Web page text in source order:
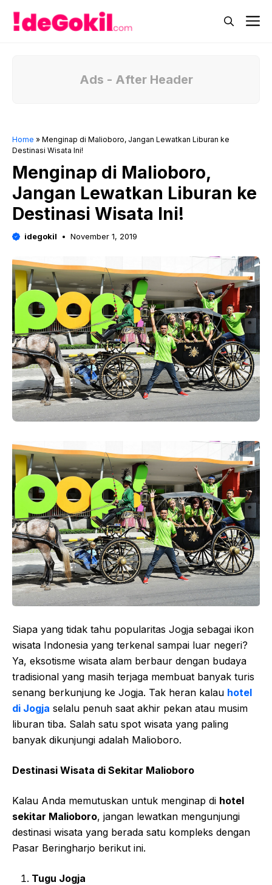
Ads - After Header
Home » Menginap di Malioboro, Jangan Lewatkan Liburan ke
Destinasi Wisata Ini!
Menginap di Malioboro,
Jangan Lewatkan Liburan ke
Destinasi Wisata Ini!
idegokil November 1, 2019
Siapa yang tidak tahu popularitas Jogja sebagai ikon
wisata Indonesia yang terkenal sampai luar negeri?
Ya, eksotisme wisata alam berbaur dengan budaya
tradisional yang masih terjaga membuat banyak turis
senang berkunjung ke Jogja. Tak heran kalau hotel
di Jogja selalu penuh saat akhir pekan atau musim
liburan tiba. Salah satu spot wisata yang paling
banyak dikunjungi adalah Malioboro.
Destinasi Wisata di Sekitar Malioboro
Kalau Anda memutuskan untuk menginap di hotel
sekitar Malioboro, jangan lewatkan mengunjungi
destinasi wisata yang berada satu kompleks dengan
Pasar Beringharjo berikut ini.
Tugu Jogja